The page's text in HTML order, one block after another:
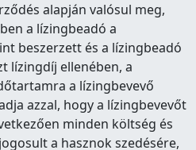
alapján valósul meg,
a lízingbeadó a
beszerzett és a lízingbeadó
lízingdíj ellenében, a
a lízingbevevő
azzal, hogy a lízingbevevőt
minden költség és
a hasznok szedésére,